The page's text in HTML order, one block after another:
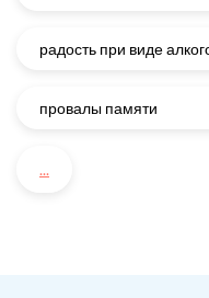
радость при виде
провалы памяти
...